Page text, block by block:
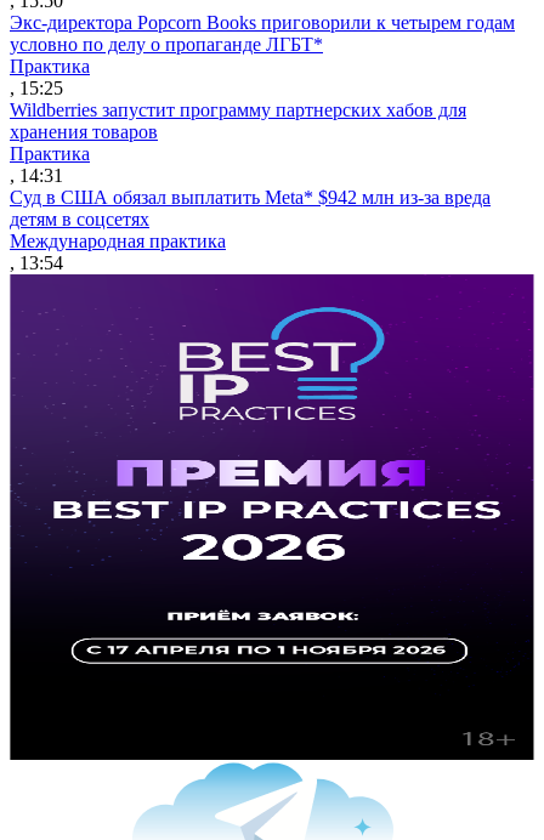
Экс-директора Popcorn Books приговорили к четырем годам
условно по делу о пропаганде ЛГБТ*
Практика
, 15:25
Wildberries запустит программу партнерских хабов для
хранения товаров
Практика
, 14:31
Суд в США обязал выплатить Meta* $942 млн из-за вреда
детям в соцсетях
Международная практика
, 13:54